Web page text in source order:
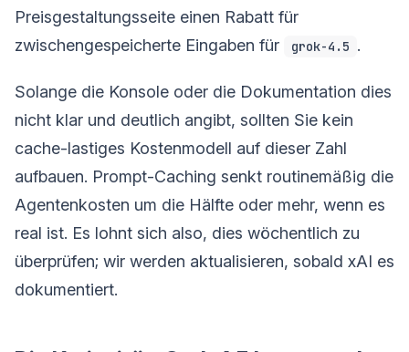
Preisgestaltungsseite einen Rabatt für
zwischengespeicherte Eingaben für
grok-4.5 .
Solange die Konsole oder die Dokumentation dies
nicht klar und deutlich angibt, sollten Sie kein
cache-lastiges Kostenmodell auf dieser Zahl
aufbauen. Prompt-Caching senkt routinemäßig die
Agentenkosten um die Hälfte oder mehr, wenn es
real ist. Es lohnt sich also, dies wöchentlich zu
überprüfen; wir werden aktualisieren, sobald xAI es
dokumentiert.